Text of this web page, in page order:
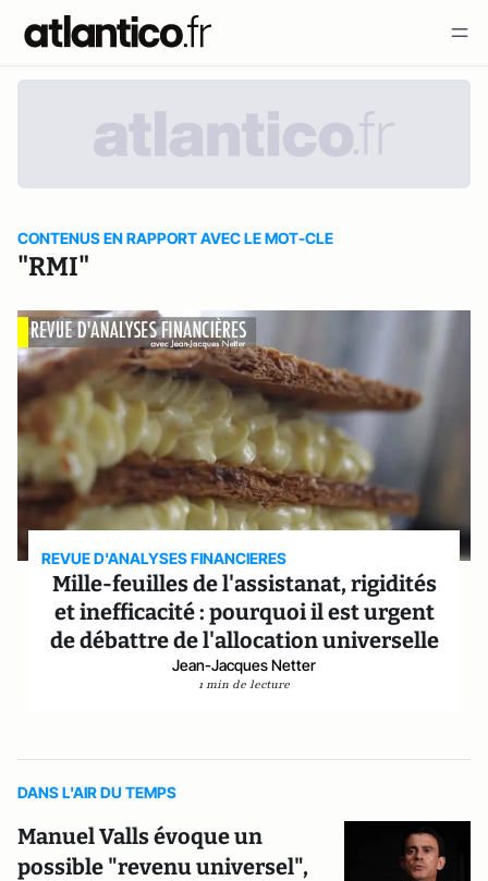
CONTENUS EN RAPPORT AVEC LE MOT-CLE
"RMI"
REVUE D'ANALYSES FINANCIERES
Mille-feuilles de l'assistanat, rigidités
et inefficacité : pourquoi il est urgent
de débattre de l'allocation universelle
Jean-Jacques Netter
1 min de lecture
DANS L'AIR DU TEMPS
Manuel Valls évoque un
possible "revenu universel",